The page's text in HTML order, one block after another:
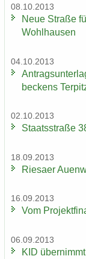
08.10.2013
Neue Stra­ße
Wohlhausen
04.10.2013
be­ckens
02.10.2013
Staats­stra­ße
18.09.2013
Rie­sa­er
16.09.2013
Vom
06.09.2013
KID